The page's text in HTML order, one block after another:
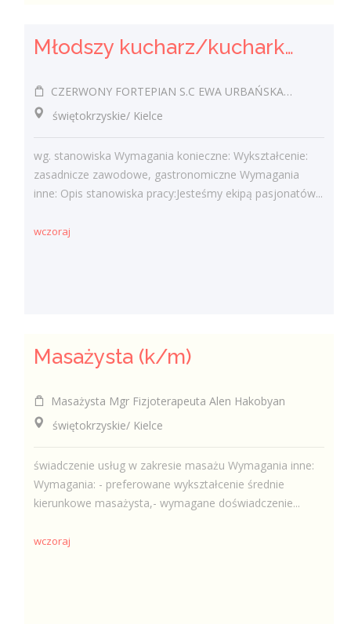
Młodszy kucharz/kucharka
CZERWONY FORTEPIAN S.C EWA URBAŃSKA-FELCZAK, ROBERT KANTOR
świętokrzyskie/ Kielce
wg. stanowiska Wymagania konieczne: Wykształcenie:
zasadnicze zawodowe, gastronomiczne Wymagania
inne: Opis stanowiska pracy:Jesteśmy ekipą pasjonatów...
wczoraj
Masażysta (k/m)
Masażysta Mgr Fizjoterapeuta Alen Hakobyan
świętokrzyskie/ Kielce
świadczenie usług w zakresie masażu Wymagania inne:
Wymagania: - preferowane wykształcenie średnie
kierunkowe masażysta,- wymagane doświadczenie...
wczoraj